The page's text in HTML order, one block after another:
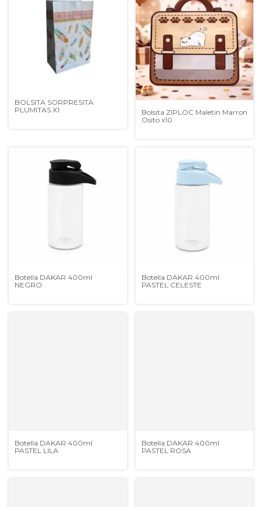
BOLSITA SORPRESITA
PLUMITAS X1
Bolsita ZIPLOC Maletin Marron
Osito x10
Botella DAKAR 400ml
NEGRO
Botella DAKAR 400ml
PASTEL CELESTE
Botella DAKAR 400ml
PASTEL LILA
Botella DAKAR 400ml
PASTEL ROSA